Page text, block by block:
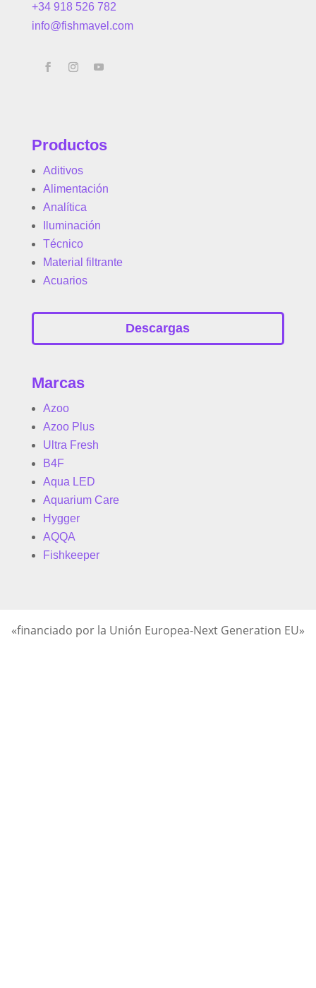
+34 918 526 782
info@fishmavel.com
Productos
Aditivos
Alimentación
Analítica
Iluminación
Técnico
Material filtrante
Acuarios
Descargas
Marcas
Azoo
Azoo Plus
Ultra Fresh
B4F
Aqua LED
Aquarium Care
Hygger
AQQA
Fishkeeper
«financiado por la Unión Europea-Next Generation EU»